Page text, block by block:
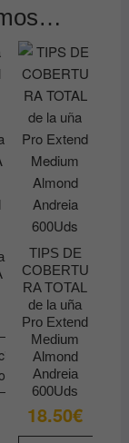
TIPS DE
COBERTU
RA TOTAL
de la uña
Pro Extend
Medium
Almond
Andreia
600Uds
18.50€